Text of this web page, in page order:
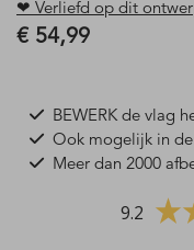
❤ Verliefd op dit
€ 54,99
BEWERK de vlag
Ook mogelijk in
Meer dan 2000
9.2